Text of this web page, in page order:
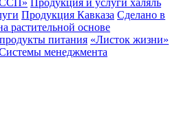
Продукция и услуги халяль
Продукция Кавказа Сделано в
растительной основе
питания «Листок жизни»
менеджмента